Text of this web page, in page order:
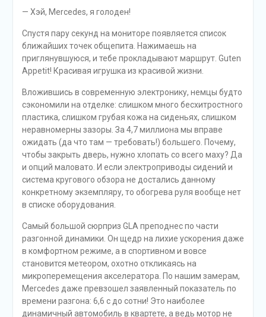
— Хэй, Mercedes, я голоден!
Спустя пару секунд на мониторе появляется список
ближайших точек общепита. Нажимаешь на
приглянувшуюся, и тебе прокладывают маршрут. Guten
Appetit! Красивая игрушка из красивой жизни.
Вложившись в современную электронику, немцы будто
сэкономили на отделке: слишком много бесхитростного
пластика, слишком грубая кожа на сиденьях, слишком
неравномерны зазоры. За 4,7 миллиона мы вправе
ожидать (да что там — требовать!) большего. Почему,
чтобы закрыть дверь, нужно хлопать со всего маху? Да
и опций маловато. И если электроприводы сидений и
система кругового обзора не достались данному
конкретному экземпляру, то обогрева руля вообще нет
в списке оборудования.
Самый большой сюрприз GLA преподнес по части
разгонной динамики. Он щедр на лихие ускорения даже
в комфортном режиме, а в спортивном и вовсе
становится метеором, охотно откликаясь на
микроперемещения акселератора. По нашим замерам,
Mercedes даже превзошел заявленный показатель по
времени разгона: 6,6 с до сотни! Это наиболее
динамичный автомобиль в квартете, а ведь мотор не